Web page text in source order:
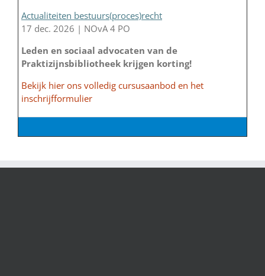
Actualiteiten bestuurs(proces)recht
17 dec. 2026 | NOvA 4 PO
Leden en sociaal advocaten van de
Praktizijnsbibliotheek krijgen korting!
Bekijk hier ons volledig cursusaanbod en het
inschrijfformulier